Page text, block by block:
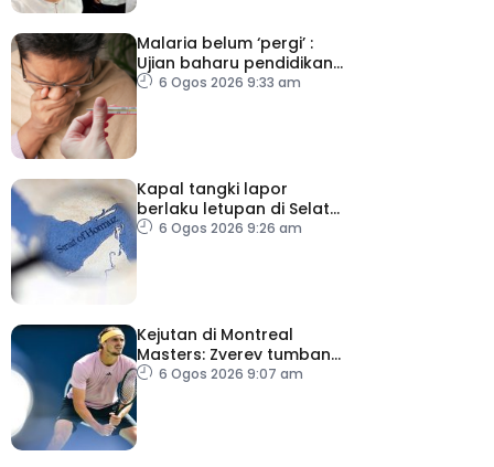
Malaria belum ‘pergi’ :
Ujian baharu pendidikan
perubatan dan sistem
6 Ogos 2026 9:33 am
Kapal tangki lapor
berlaku letupan di Selat
Hormuz ketika Iran-Oman
6 Ogos 2026 9:26 am
Kejutan di Montreal
Masters: Zverev tumbang,
Auger-Aliasime tarik diri
6 Ogos 2026 9:07 am